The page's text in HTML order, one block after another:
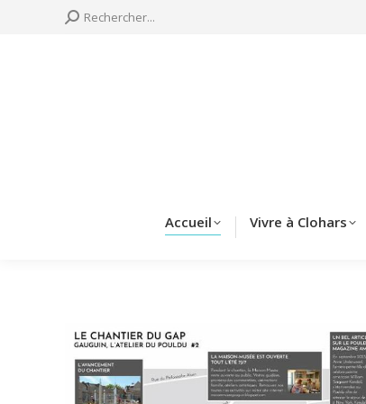
Search:
Rechercher...
Accueil Vivre à Clohars